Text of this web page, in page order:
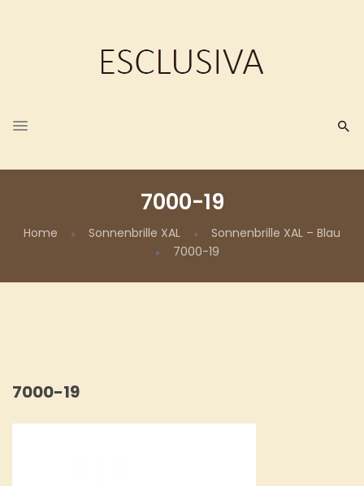
7000-19
Home Sonnenbrille XAL
Sonnenbrille XAL – Blau
7000-19
7000-19